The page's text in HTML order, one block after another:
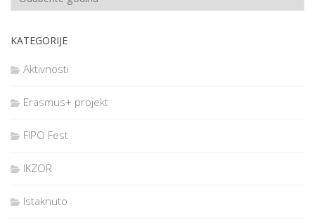
KATEGORIJE
Aktivnosti
Erasmus+ projekt
FIPO Fest
IKZOR
Istaknuto